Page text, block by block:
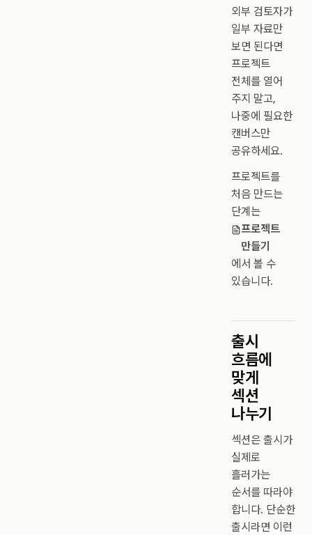
외부 검토자가
일부 자료만
보면 된다면
프로젝트
전체를 열어
주지 말고,
나중에 필요한
캔버스만
공유하세요.
프로젝트를
처음 만드는
단계는
프로젝트
만들기
에서 볼 수
있습니다.
출시
흐름에
맞게
섹션
나누기
섹션은 출시가
실제로
흘러가는
순서를 따라야
합니다. 단순한
출시라면 이런